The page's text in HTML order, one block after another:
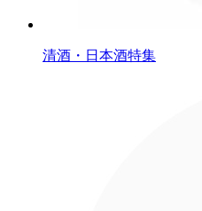
清酒・日本酒特集